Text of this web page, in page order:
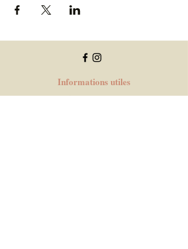
Informations utiles
Informations allergènes